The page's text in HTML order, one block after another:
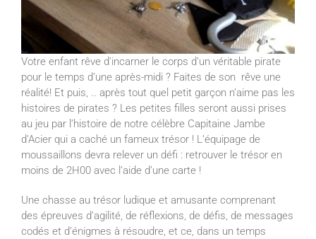
Votre enfant rêve d’incarner le corps d’un véritable pirate
pour le temps d’une après-midi ? Faites de son rêve une
réalité! Et puis, .. après tout quel petit garçon n’aime pas les
histoires de pirates ? Les petites filles seront aussi prises
au jeu par l’histoire de notre célèbre Capitaine Jambe
d’Acier qui a caché un fameux trésor ! L’équipage de
moussaillons devra relever un défi : retrouver le trésor en
moins de 2H00 avec l’aide d’une carte !
Une chasse au trésor ludique et amusante comprenant
des épreuves d’agilité, de réflexions, de défis, de messages
codés et d’énigmes à résoudre, et ce, dans un temps